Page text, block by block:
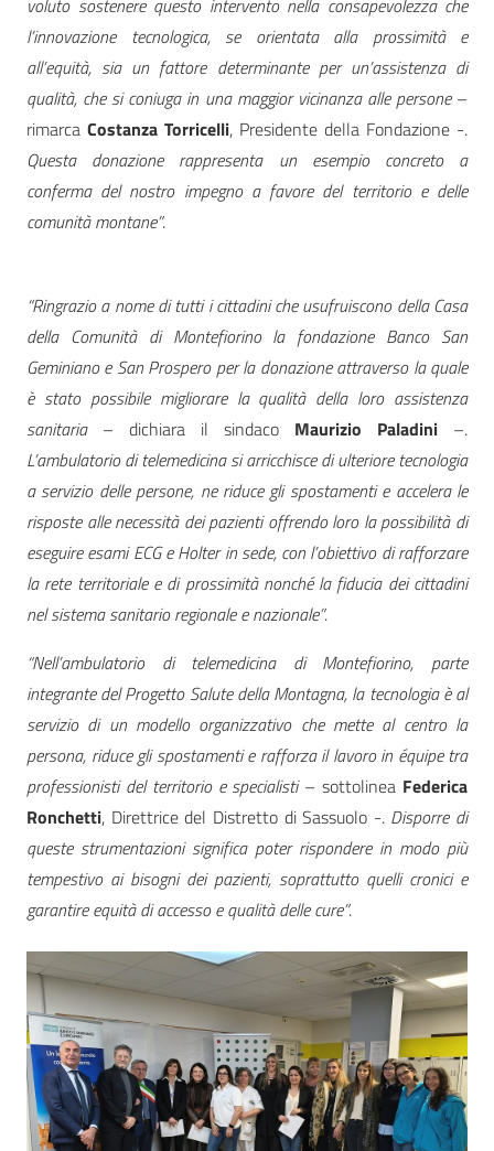
voluto sostenere questo intervento nella consapevolezza che
l’innovazione tecnologica, se orientata alla prossimità e
all’equità, sia un fattore determinante per un’assistenza di
qualità, che si coniuga in una maggior vicinanza alle persone–
rimarca Costanza Torricelli, Presidente della Fondazione -.
Questa donazione rappresenta un esempio concreto a
conferma del nostro impegno a favore del territorio e delle
comunità montane”.
“Ringrazio a nome di tutti i cittadini che usufruiscono della Casa
della Comunità di Montefiorino la fondazione Banco San
Geminiano e San Prospero per la donazione attraverso la quale
è stato possibile migliorare la qualità della loro assistenza
sanitaria– dichiara il sindaco Maurizio Paladini –.
L’ambulatorio di telemedicina si arricchisce di ulteriore tecnologia
a servizio delle persone, ne riduce gli spostamenti e accelera le
risposte alle necessità dei pazienti offrendo loro la possibilità di
eseguire esami ECG e Holter in sede, con l’obiettivo di rafforzare
la rete territoriale e di prossimità nonché la fiducia dei cittadini
nel sistema sanitario regionale e nazionale”.
“Nell’ambulatorio di telemedicina di Montefiorino, parte
integrante del Progetto Salute della Montagna, la tecnologia è al
servizio di un modello organizzativo che mette al centro la
persona, riduce gli spostamenti e rafforza il lavoro in équipe tra
professionisti del territorio e specialisti– sottolinea Federica
Ronchetti, Direttrice del Distretto di Sassuolo -. Disporre di
queste strumentazioni significa poter rispondere in modo più
tempestivo ai bisogni dei pazienti, soprattutto quelli cronici e
garantire equità di accesso e qualità delle cure”.